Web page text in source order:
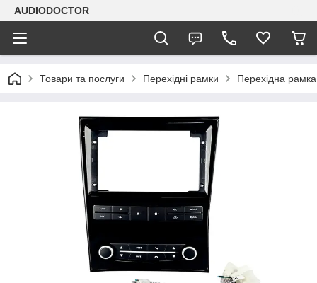
AUDIODOCTOR
Товари та послуги Перехідні рамки Перехідна